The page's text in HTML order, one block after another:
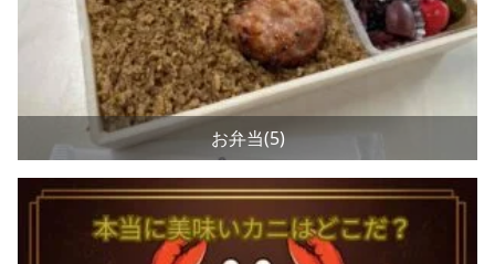
お弁当(5)